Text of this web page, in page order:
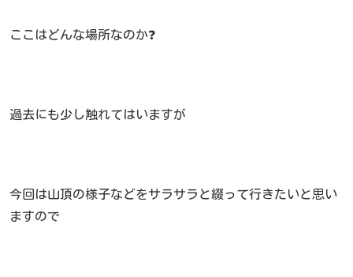
ここはどんな場所なのか❓
過去にも少し触れてはいますが
今回は山頂の様子などをサラサラと綴って行きたいと思い
ますので